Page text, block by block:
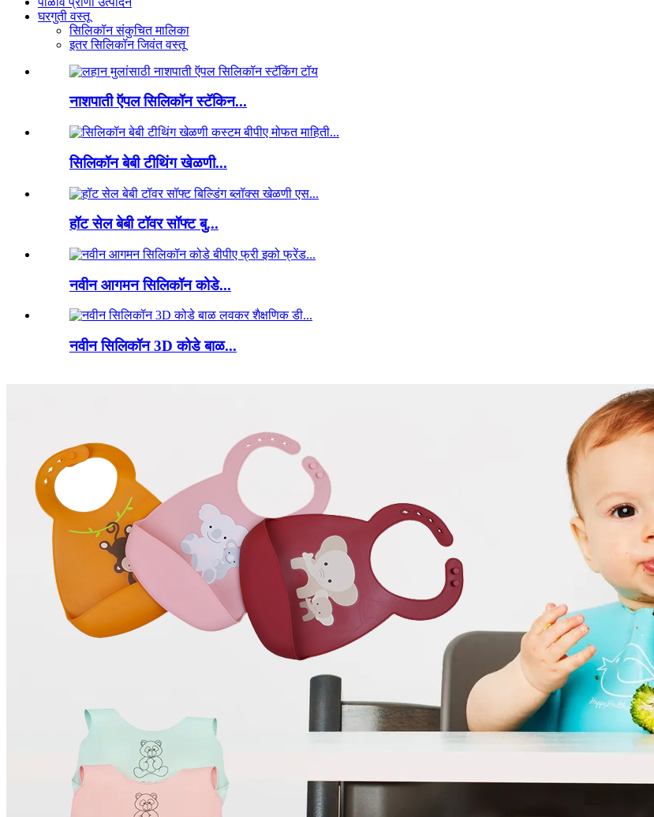
घरगुती वस्तू
सिलिकॉन संकुचित मालिका
इतर सिलिकॉन जिवंत वस्तू
नाशपाती ऍपल सिलिकॉन स्टॅकिन...
सिलिकॉन बेबी टीथिंग खेळणी...
हॉट सेल बेबी टॉवर सॉफ्ट बु...
नवीन आगमन सिलिकॉन कोडे...
नवीन सिलिकॉन 3D कोडे बाळ...